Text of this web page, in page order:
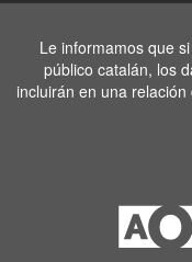
Le informamos que
público catalán, los
incluirán en una